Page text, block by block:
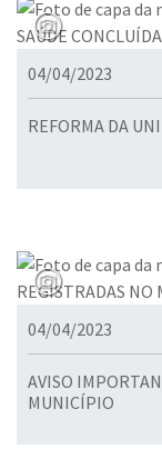
04/04/2023
REFORMA DA
04/04/2023
AVISO
MUNICÍPIO